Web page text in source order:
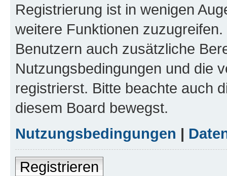
Registrierung ist in wenigen
weitere Funktionen
Benutzern auch zusätzliche
Nutzungsbedingungen und die
registrierst. Bitte beachte auch
diesem Board bewegst.
Nutzungsbedingungen |
Registrieren